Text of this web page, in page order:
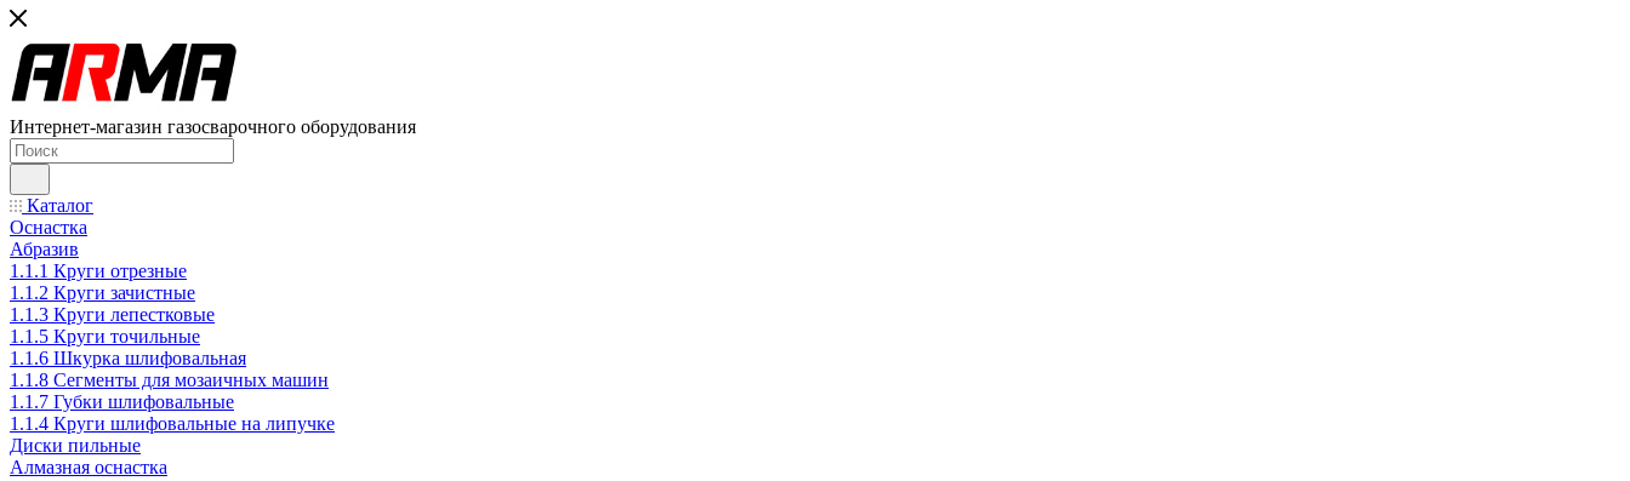
Интернет-магазин газосварочного оборудования
Каталог
Оснастка
Абразив
1.1.1 Круги отрезные
1.1.2 Круги зачистные
1.1.3 Круги лепестковые
1.1.5 Круги точильные
1.1.6 Шкурка шлифовальная
1.1.8 Сегменты для мозаичных машин
1.1.7 Губки шлифовальные
1.1.4 Круги шлифовальные на липучке
Диски пильные
Алмазная оснастка